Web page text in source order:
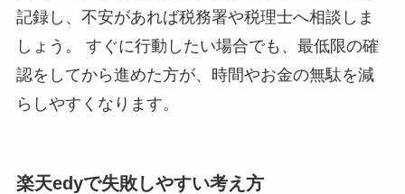
記録し、不安があれば税務署や税理士へ相談しま
しょう。 すぐに行動したい場合でも、最低限の確
認をしてから進めた方が、時間やお金の無駄を減
らしやすくなります。
楽天edyで失敗しやすい考え方